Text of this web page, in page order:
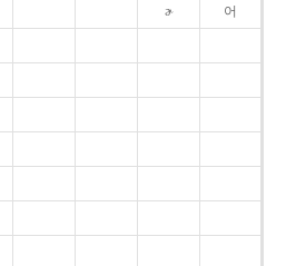
ɚ 어